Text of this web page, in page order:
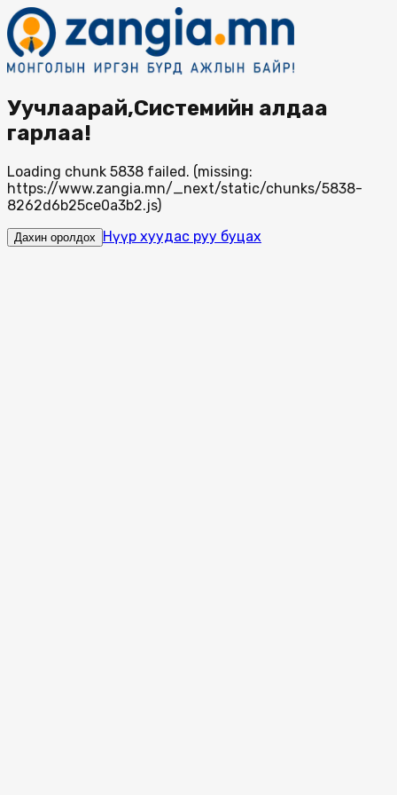
Уучлаарай,Системийн алдаа
гарлаа!
Loading chunk 5838 failed. (missing:
https://www.zangia.mn/_next/static/chunks/5838-
8262d6b25ce0a3b2.js)
Дахин оролдох Нүүр хуудас руу буцах